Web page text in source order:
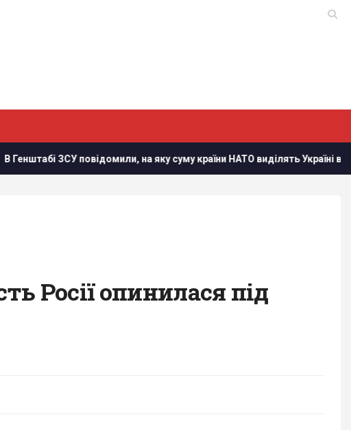
ЗСУ повідомили, на яку суму країни НАТО виділять Україні військової
Росії опинилася під